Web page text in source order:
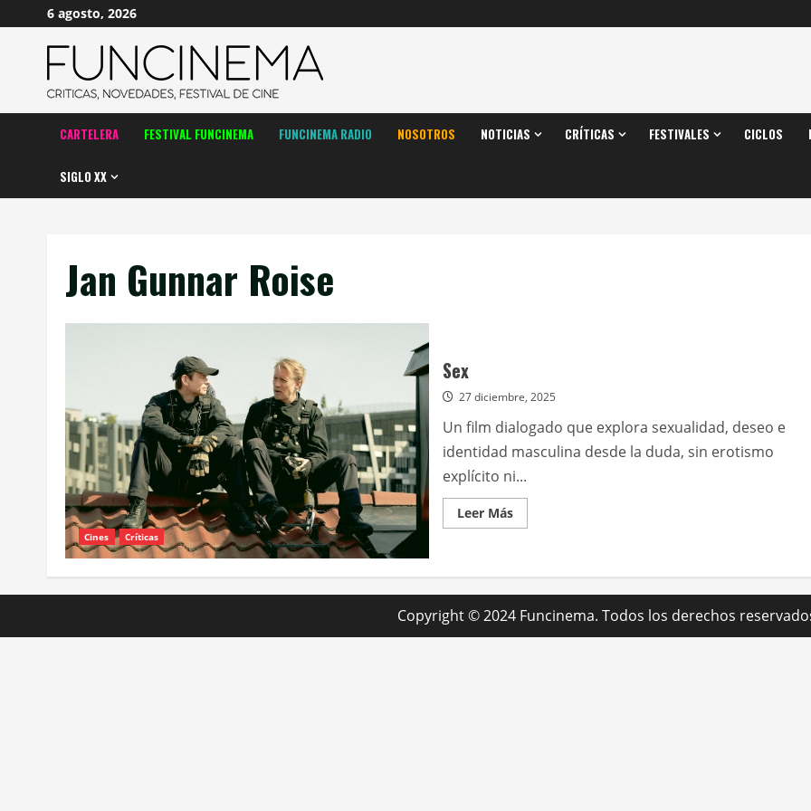
contenido
6 agosto, 2026
CARTELERA FESTIVAL FUNCINEMA FUNCINEMA RADIO NOSOTROS NOTICIAS CRÍTICAS FESTIVALES CICLOS
SIGLO XX
Jan Gunnar Roise
Cines Críticas
Sex
27 diciembre, 2025
Un film dialogado que explora sexualidad, deseo e
identidad masculina desde la duda, sin erotismo
explícito ni...
Leer MásLeer
más
Copyright © 2024 Funcinema. Todos los derechos